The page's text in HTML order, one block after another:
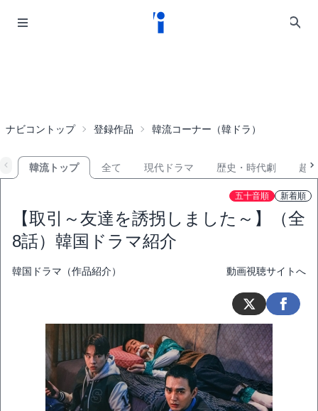
ナビコントップ 登録作品 韓流コーナー（韓ドラ）
韓流トップ 全て 現代ドラマ 歴史・時代劇 超
五十音順 新着順
【取引～友達を誘拐しました～】（全
8話）韓国ドラマ紹介
韓国ドラマ（作品紹介） 動画視聴サイトへ